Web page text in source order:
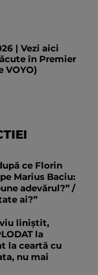
| Vezi aici
în Premier
VOYO)
ce Florin
Marius Baciu:
adevărul?” /
ai?”
liniștit,
la
la ceartă cu
nu mai